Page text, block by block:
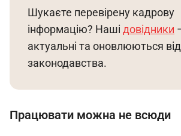
Шукаєте перевірену кадрову
інформацію? Наші довідники
актуальні та оновлюються
законодавства.
Працювати можна не всюди